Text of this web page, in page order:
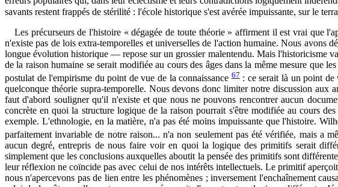
savants restent frappés de stérilité : l'école historique s'est avérée impuissante, sur le
Les précurseurs de l'histoire « dégagée de toute théorie » affirment il est vrai que
n'existe pas de lois extra-temporelles et universelles de l'action humaine. Nous
longue évolution historique — repose sur un grossier malentendu. Mais l'historicisme
de la raison humaine se serait modifiée au cours des âges dans la même mesure que
postulat de l'empirisme du point de vue de la connaissance67: ce serait là un point de
quelconque théorie supra-temporelle. Nous devons donc limiter notre discussion
faut d'abord souligner qu'il n'existe et que nous ne pouvons rencontrer aucun
concrète en quoi la structure logique de la raison pourrait s'être modifiée au cours
exemple. L'ethnologie, en la matière, n'a pas été moins impuissante que l'histoire.
parfaitement invariable de notre raison... n'a non seulement pas été vérifiée, mais a
aucun degré, entrepris de nous faire voir en quoi la logique des primitifs serait
simplement que les conclusions auxquelles aboutit la pensée des primitifs sont
leur réflexion ne coïncide pas avec celui de nos intérêts intellectuels. Le primitif
nous n'apercevons pas de lien entre les phénomènes ; inversement l'enchaînement